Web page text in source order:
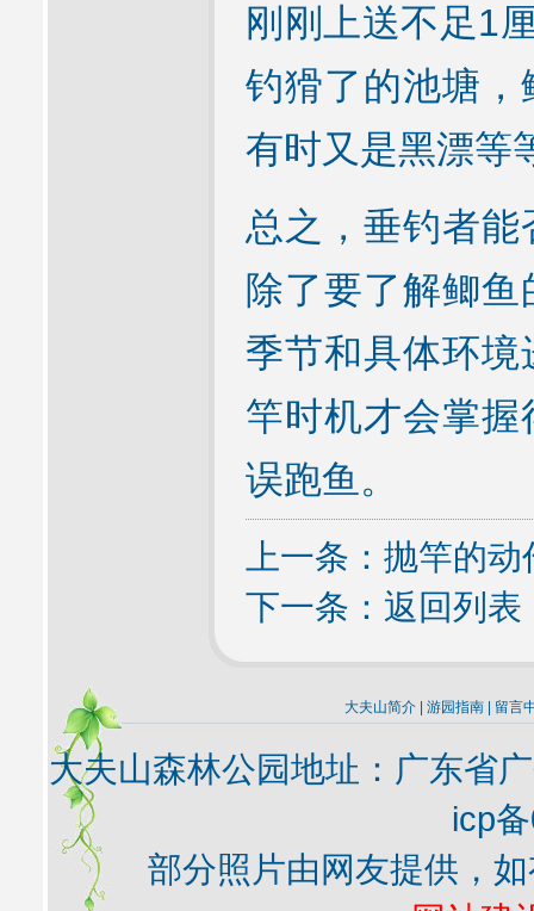
刚刚上送不足1
钓猾了的池塘
有时又是黑漂等
总之，垂钓者
除了要了解鲫
季节和具体环
竿时机才会掌
误跑鱼。
上一条： 抛竿的动
下一条： 返回列表
大夫山简介 游园指南 留言
大夫山森林公园地址：广东省
icp
部分照片由网友提供，